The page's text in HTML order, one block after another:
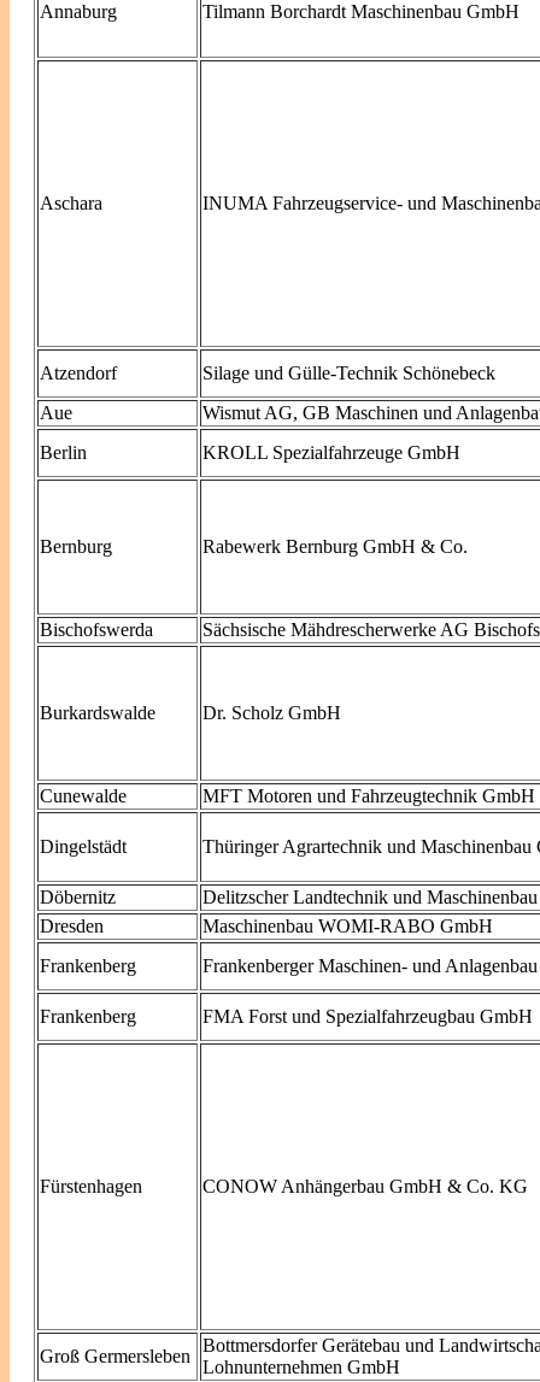
Annaburg Tilmann Borchardt Maschinenbau GmbH
Aschara INUMA Fahrzeugservice- und
Atzendorf
Silage und Gülle-Technik Schönebeck
Aue
Wismut AG, GB Maschinen und
Berlin
KROLL Spezialfahrzeuge GmbH
Bernburg Rabewerk Bernburg GmbH & Co.
Bischofswerda Sächsische Mähdrescherwerke AG
Burkardswalde Dr. Scholz GmbH
Cunewalde MFT Motoren und Fahrzeugtechnik GmbH
Dingelstädt Thüringer Agrartechnik und Maschinenbau
Döbernitz
Delitzscher Landtechnik und
Dresden
Maschinenbau WOMI-RABO GmbH
Frankenberg
Frankenberger Maschinen- und
Frankenberg FMA Forst und Spezialfahrzeugbau GmbH
Fürstenhagen CONOW Anhängerbau GmbH & Co. KG
Groß Germersleben
Bottmersdorfer Gerätebau und
Lohnunternehmen GmbH